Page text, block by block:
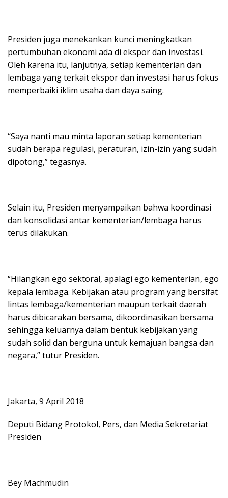
Presiden juga menekankan kunci meningkatkan
pertumbuhan ekonomi ada di ekspor dan investasi.
Oleh karena itu, lanjutnya, setiap kementerian dan
lembaga yang terkait ekspor dan investasi harus fokus
memperbaiki iklim usaha dan daya saing.
“Saya nanti mau minta laporan setiap kementerian
sudah berapa regulasi, peraturan, izin-izin yang sudah
dipotong,” tegasnya.
Selain itu, Presiden menyampaikan bahwa koordinasi
dan konsolidasi antar kementerian/lembaga harus
terus dilakukan.
“Hilangkan ego sektoral, apalagi ego kementerian, ego
kepala lembaga. Kebijakan atau program yang bersifat
lintas lembaga/kementerian maupun terkait daerah
harus dibicarakan bersama, dikoordinasikan bersama
sehingga keluarnya dalam bentuk kebijakan yang
sudah solid dan berguna untuk kemajuan bangsa dan
negara,” tutur Presiden.
Jakarta, 9 April 2018
Deputi Bidang Protokol, Pers, dan Media Sekretariat
Presiden
Bey Machmudin